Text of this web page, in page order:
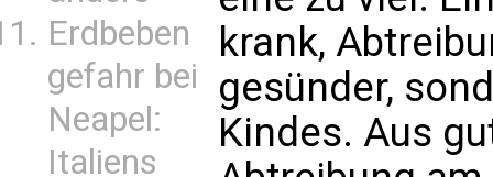
Erdbeben
gefahr bei
Neapel:
Italiens
krank,
gesünder,
Kindes. Aus